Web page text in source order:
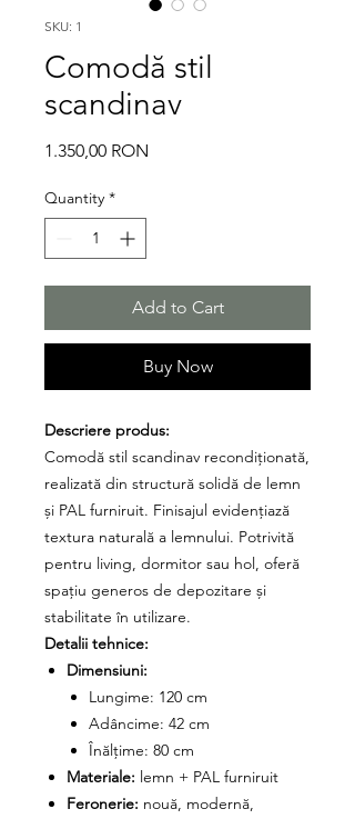
SKU: 1
Comodă stil
scandinav
1.350,00 RON
Quantity *
Add to Cart
Buy Now
Descriere produs:
Comodă stil scandinav recondiționată,
realizată din structură solidă de lemn
și PAL furniruit. Finisajul evidențiază
textura naturală a lemnului. Potrivită
pentru living, dormitor sau hol, oferă
spațiu generos de depozitare și
stabilitate în utilizare.
Detalii tehnice:
Dimensiuni:
Lungime: 120 cm
Adâncime: 42 cm
Înălțime: 80 cm
Materiale: lemn + PAL furniruit
Feronerie: nouă, modernă,